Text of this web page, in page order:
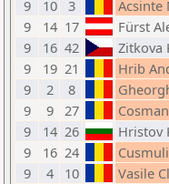
9
10 3 Acsinte
9
14 17 Fürst
9
16 42 Zitkova
9
19 21 Hrib
9
2 8
9
9 27
9
14 26 Hristov
9
16 24
9
4 10 Vasile